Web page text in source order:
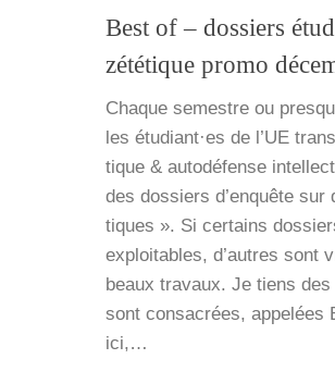
Best of – dossiers
zététique promo
Chaque semestre ou
les étudiant·es de l’UE
tique & auto­dé­fense
des dos­siers d’enquête
tiques ». Si cer­tains
exploi­tables, d’autres sont
beaux tra­vaux. Je tiens
sont consa­crées, appe­lées
ici,…